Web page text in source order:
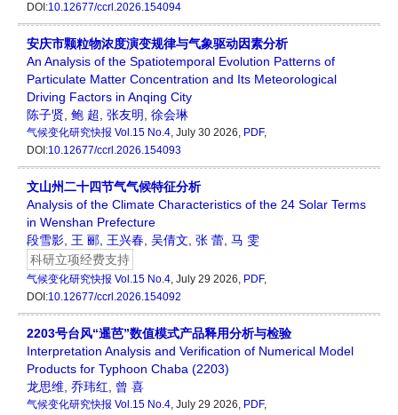
DOI:10.12677/ccrl.2026.154094
安庆市颗粒物浓度演变规律与气象驱动因素分析
An Analysis of the Spatiotemporal Evolution Patterns of
Particulate Matter Concentration and Its Meteorological
Driving Factors in Anqing City
陈子贤 鲍 超 张友明 徐会琳
气候变化研究快报 Vol.15 No.4, July 30 2026, PDF,
DOI:10.12677/ccrl.2026.154093
文山州二十四节气气候特征分析
Analysis of the Climate Characteristics of the 24 Solar Terms
in Wenshan Prefecture
段雪影 王 郦 王兴春 吴倩文 张 蕾 马 雯
科研立项经费支持
气候变化研究快报 Vol.15 No.4, July 29 2026, PDF,
DOI:10.12677/ccrl.2026.154092
2203号台风“暹芭”数值模式产品释用分析与检验
Interpretation Analysis and Verification of Numerical Model
Products for Typhoon Chaba (2203)
龙思维 乔玮红 曾 喜
气候变化研究快报 Vol.15 No.4, July 29 2026, PDF,